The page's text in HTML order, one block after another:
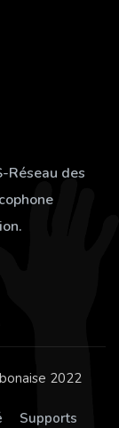
Réseau des
2022
Supports